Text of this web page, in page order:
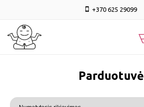
+370 625 29099
Parduotuvė